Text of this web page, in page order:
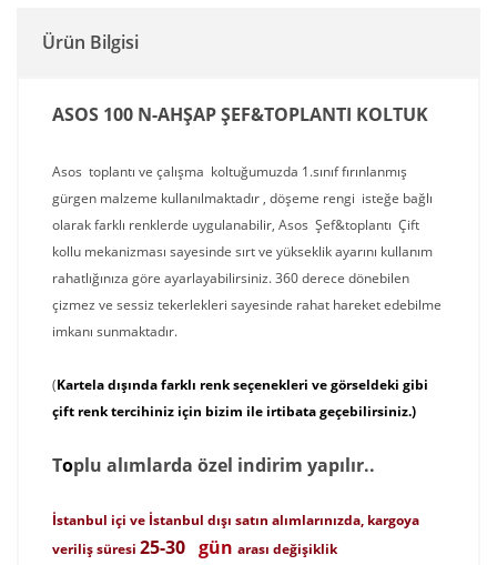
Ürün Bilgisi
ASOS 100 N-AHŞAP ŞEF&TOPLANTI KOLTUK
Asos toplantı ve çalışma koltuğumuzda 1.sınıf fırınlanmış
gürgen malzeme kullanılmaktadır , döşeme rengi isteğe bağlı
olarak farklı renklerde uygulanabilir, Asos Şef&toplantı Çift
kollu mekanizması sayesinde sırt ve yükseklik ayarını kullanım
rahatlığınıza göre ayarlayabilirsiniz. 360 derece dönebilen
çizmez ve sessiz tekerlekleri sayesinde rahat hareket edebilme
imkanı sunmaktadır.
(Kartela dışında farklı renk seçenekleri ve görseldeki gibi
çift renk tercihiniz için bizim ile irtibata geçebilirsiniz.)
Toplu alımlarda özel indirim yapılır..
İstanbul içi ve İstanbul dışı satın alımlarınızda, kargoya
veriliş süresi 25-30 gün arası değişiklik